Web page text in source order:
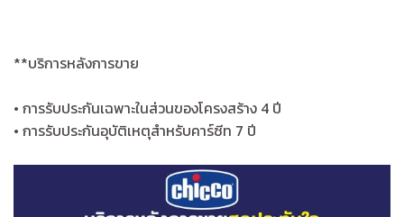
**บริการหลังการขาย
• การรับประกันเฉพาะในส่วนของโครงสร้าง 4 ปี
• การรับประกันอุบัติเหตุสำหรับคาร์ซีท 7 ปี